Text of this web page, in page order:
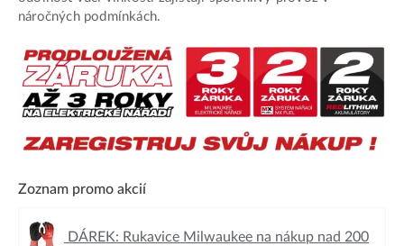
náročných podmínkách.
Zoznam promo akcií
DÁREK: Rukavice Milwaukee na nákup nad 200